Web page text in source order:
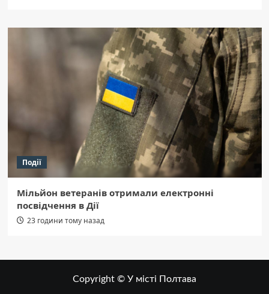
Події
Мільйон ветеранів отримали електронні
посвідчення в Дії
23 години тому назад
Copyright © У місті Полтава